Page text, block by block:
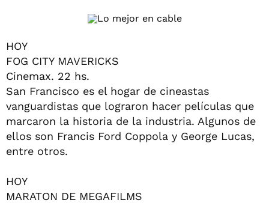
HOY
FOG CITY MAVERICKS
Cinemax. 22 hs.
San Francisco es el hogar de cineastas
vanguardistas que lograron hacer películas que
marcaron la historia de la industria. Algunos de
ellos son Francis Ford Coppola y George Lucas,
entre otros.
HOY
MARATON DE MEGAFILMS